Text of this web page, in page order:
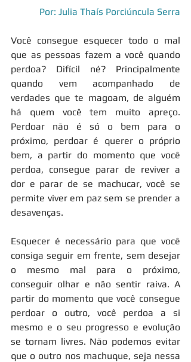
Por: Julia Thaís Porciúncula Serra
Você consegue esquecer todo o mal
que as pessoas fazem a você quando
perdoa? Difícil né? Principalmente
quando vem acompanhado de
verdades que te magoam, de alguém
há quem você tem muito apreço.
Perdoar não é só o bem para o
próximo, perdoar é querer o próprio
bem, a partir do momento que você
perdoa, consegue parar de reviver a
dor e parar de se machucar, você se
permite viver em paz sem se prender a
desavenças.
Esquecer é necessário para que você
consiga seguir em frente, sem desejar
o mesmo mal para o próximo,
conseguir olhar e não sentir raiva. A
partir do momento que você consegue
perdoar o outro, você perdoa a si
mesmo e o seu progresso e evolução
se tornam livres. Não podemos evitar
que o outro nos machuque, seja nessa